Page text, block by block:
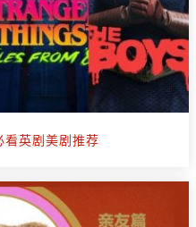
英剧美剧推荐